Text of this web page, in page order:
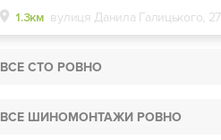
1.3км вулиця Данила Галицького, 27
ВСЕ СТО РОВНО
ВСЕ ШИНОМОНТАЖИ РОВНО